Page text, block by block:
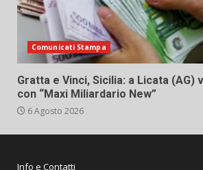
Comunicati Stampa
Gratta e Vinci, Sicilia: a Licata (AG)
con “Maxi Miliardario New”
6 Agosto 2026
Info e Contatti